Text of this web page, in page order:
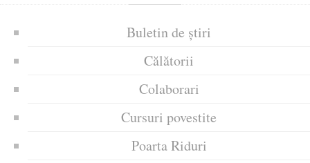
Buletin de știri
Călătorii
Colaborari
Cursuri povestite
Poarta Riduri